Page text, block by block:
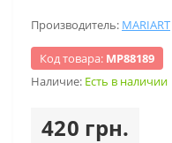
Производитель: MARIART
Код товара: МР88189
Наличие: Есть в наличии
420 грн.